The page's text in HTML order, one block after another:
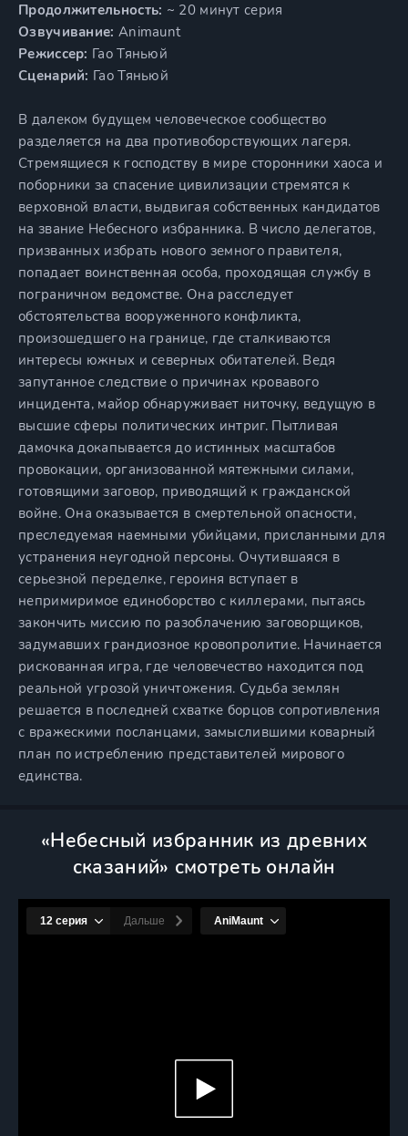
Продолжительность: ~ 20 минут серия
Озвучивание: Animaunt
Режиссер: Гао Тяньюй
Сценарий: Гао Тяньюй
В далеком будущем человеческое сообщество
разделяется на два противоборствующих лагеря.
Стремящиеся к господству в мире сторонники хаоса и
поборники за спасение цивилизации стремятся к
верховной власти, выдвигая собственных кандидатов
на звание Небесного избранника. В число делегатов,
призванных избрать нового земного правителя,
попадает воинственная особа, проходящая службу в
пограничном ведомстве. Она расследует
обстоятельства вооруженного конфликта,
произошедшего на границе, где сталкиваются
интересы южных и северных обитателей. Ведя
запутанное следствие о причинах кровавого
инцидента, майор обнаруживает ниточку, ведущую в
высшие сферы политических интриг. Пытливая
дамочка докапывается до истинных масштабов
провокации, организованной мятежными силами,
готовящими заговор, приводящий к гражданской
войне. Она оказывается в смертельной опасности,
преследуемая наемными убийцами, присланными для
устранения неугодной персоны. Очутившаяся в
серьезной переделке, героиня вступает в
непримиримое единоборство с киллерами, пытаясь
закончить миссию по разоблачению заговорщиков,
задумавших грандиозное кровопролитие. Начинается
рискованная игра, где человечество находится под
реальной угрозой уничтожения. Судьба землян
решается в последней схватке борцов сопротивления
с вражескими посланцами, замыслившими коварный
план по истреблению представителей мирового
единства.
«Небесный избранник из древних
сказаний» смотреть онлайн